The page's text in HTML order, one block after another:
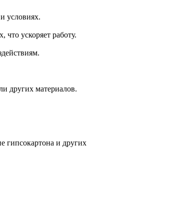
условиях.
что ускоряет работу.
других материалов.
гипсокартона и других